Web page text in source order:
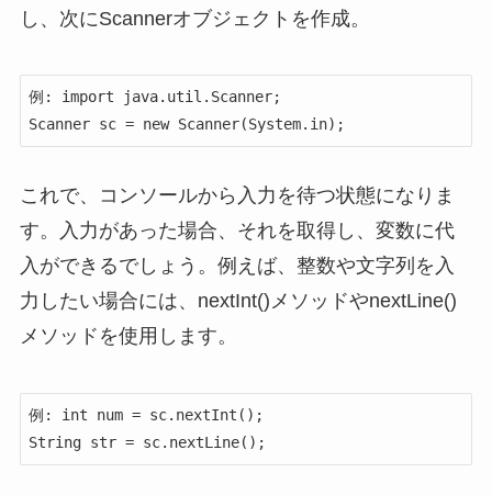
し、次にScannerオブジェクトを作成。
例: import java.util.Scanner;
Scanner sc = new Scanner(System.in);
これで、コンソールから入力を待つ状態になりま
す。入力があった場合、それを取得し、変数に代
入ができるでしょう。例えば、整数や文字列を入
力したい場合には、nextInt()メソッドやnextLine()
メソッドを使用します。
例: int num = sc.nextInt();
String str = sc.nextLine();